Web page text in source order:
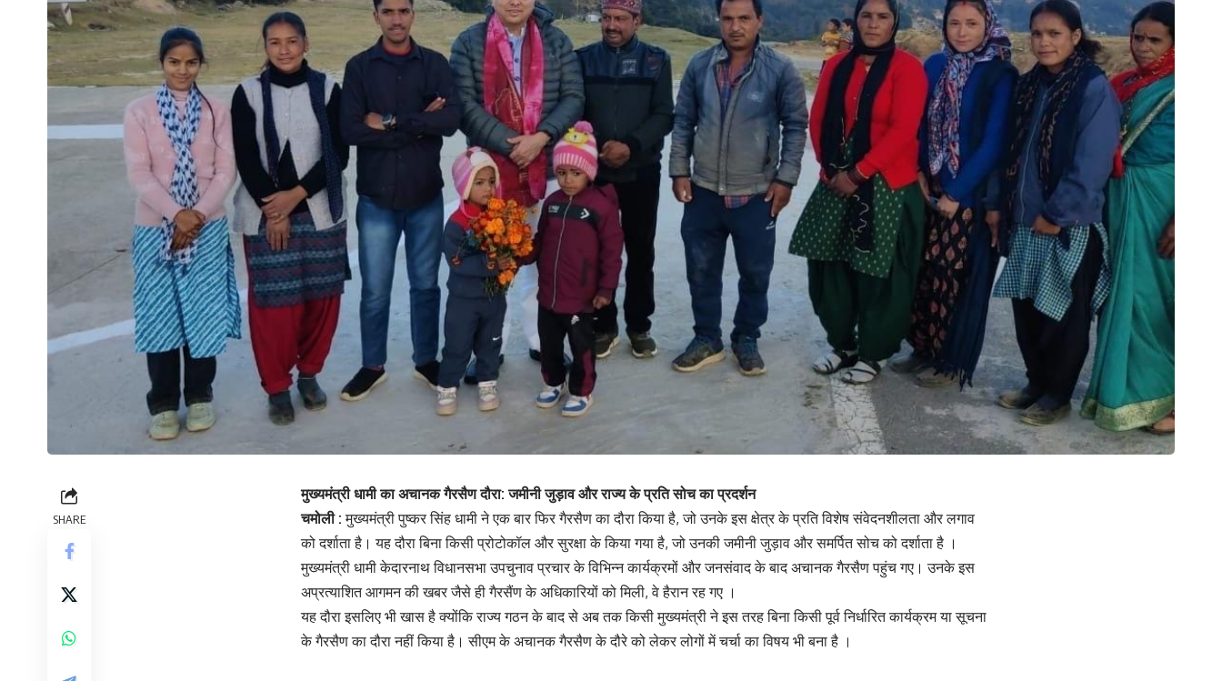
SHARE
मुख्यमंत्री धामी का अचानक गैरसैण दौरा: जमीनी जुड़ाव और राज्य के प्रति सोच का प्रदर्शन
चमोली : मुख्यमंत्री पुष्कर सिंह धामी ने एक बार फिर गैरसैण का दौरा किया है, जो उनके इस क्षेत्र के प्रति विशेष संवेदनशीलता और लगाव
को दर्शाता है। यह दौरा बिना किसी प्रोटोकॉल और सुरक्षा के किया गया है, जो उनकी जमीनी जुड़ाव और समर्पित सोच को दर्शाता है ।
मुख्यमंत्री धामी केदारनाथ विधानसभा उपचुनाव प्रचार के विभिन्न कार्यक्रमों और जनसंवाद के बाद अचानक गैरसैण पहुंच गए। उनके इस
अप्रत्याशित आगमन की खबर जैसे ही गैरसैंण के अधिकारियों को मिली, वे हैरान रह गए ।
यह दौरा इसलिए भी खास है क्योंकि राज्य गठन के बाद से अब तक किसी मुख्यमंत्री ने इस तरह बिना किसी पूर्व निर्धारित कार्यक्रम या सूचना
के गैरसैण का दौरा नहीं किया है। सीएम के अचानक गैरसैण के दौरे को लेकर लोगों में चर्चा का विषय भी बना है ।